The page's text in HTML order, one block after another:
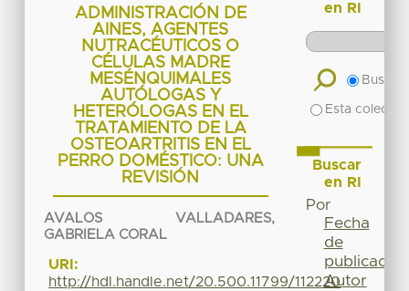
ADMINISTRACIÓN DE
AINES, AGENTES
NUTRACÉUTICOS O
CÉLULAS MADRE
MESÉNQUIMALES
AUTÓLOGAS Y
HETERÓLOGAS EN EL
TRATAMIENTO DE LA
OSTEOARTRITIS EN EL
PERRO DOMÉSTICO: UNA
REVISIÓN
AVALOS VALLADARES,
GABRIELA CORAL
URI:
http://hdl.handle.net/20.500.11799/112220
en RI
Buscar
Esta
Buscar
en RI
Por
Fecha
de
publicación
Autor